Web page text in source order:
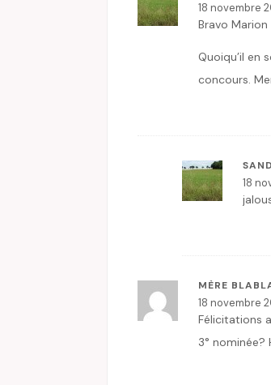
18 novembre
Bravo
Quoiqu’il en
concours.
18
MÈRE
18 novembre
Félicitations
3° nominée?